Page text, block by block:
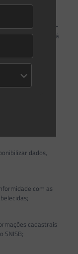
I, do § 1 do art. 17-
de sanções, será
para fins de
do
que não
tais como:
dados,
com as
cadastrais
SNISB;